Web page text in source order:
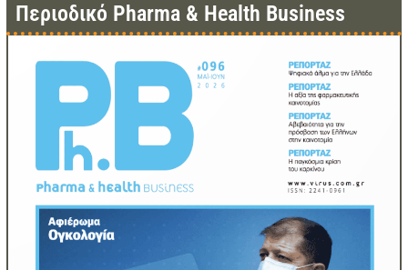
Περιοδικό Pharma & Health Business